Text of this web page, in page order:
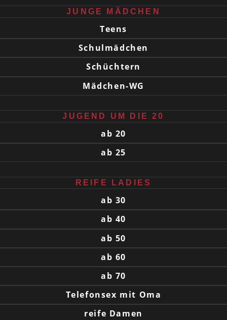
JUNGE MÄDCHEN
Teens
Schulmädchen
Schüchtern
Mädchen-WG
JUGEND UM DIE 20
ab 20
ab 25
REIFE LADIES
ab 30
ab 40
ab 50
ab 60
ab 70
Telefonsex mit Oma
reife Damen